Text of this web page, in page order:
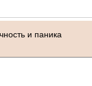
и паника